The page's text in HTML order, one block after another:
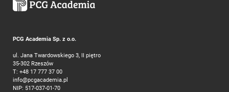
PCG Academia Sp. z o.o.
ul. Jana Twardowskiego 3, II piętro
35-302 Rzeszów
T: +48 17 777 37 00
info@pcgacademia.pl
NIP: 517-037-01-70